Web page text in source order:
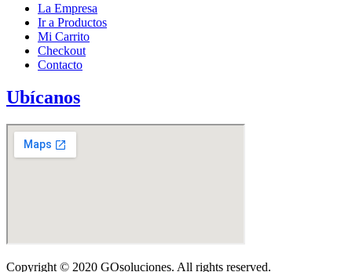
La Empresa
Ir a Productos
Mi Carrito
Checkout
Contacto
Ubícanos
Copyright © 2020 GOsoluciones. All rights reserved.